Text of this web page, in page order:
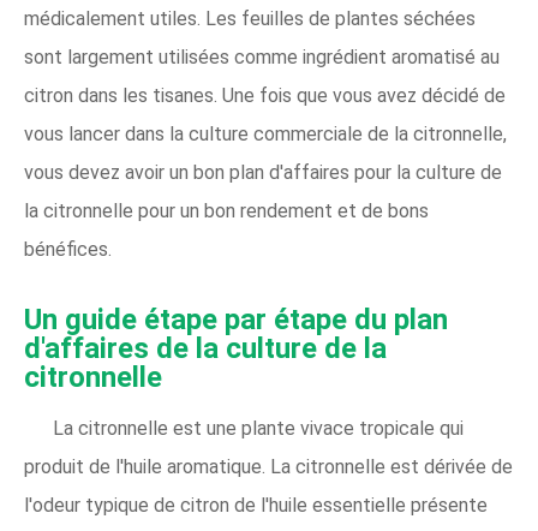
médicalement utiles. Les feuilles de plantes séchées
sont largement utilisées comme ingrédient aromatisé au
citron dans les tisanes. Une fois que vous avez décidé de
vous lancer dans la culture commerciale de la citronnelle,
vous devez avoir un bon plan d'affaires pour la culture de
la citronnelle pour un bon rendement et de bons
bénéfices.
Un guide étape par étape du plan
d'affaires de la culture de la
citronnelle
La citronnelle est une plante vivace tropicale qui
produit de l'huile aromatique. La citronnelle est dérivée de
l'odeur typique de citron de l'huile essentielle présente